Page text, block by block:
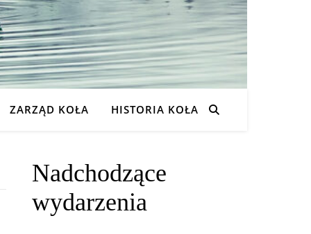
ZARZĄD KOŁA HISTORIA KOŁA
Nadchodzące
wydarzenia